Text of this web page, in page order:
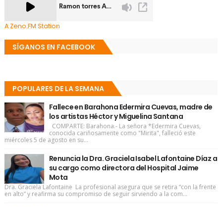
A Zeno.FM Station
SÍGANOS EN FACEBOOK
POPULARES DE LA SEMANA
Fallece en Barahona Edermira Cuevas, madre de
los artistas Héctor y Miguelina Santana
COMPARTE: Barahona.- La señora *Edermira Cuevas,
conocida cariñosamente como "Mirita", falleció este
miércoles 5 de agosto en su...
Renuncia la Dra. Graciela Isabel Lafontaine Díaz a
su cargo como directora del Hospital Jaime
Mota
Dra. Graciela Lafontaine La profesional asegura que se retira “con la frente
en alto” y reafirma su compromiso de seguir sirviendo a la com...